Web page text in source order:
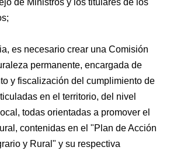
de Ministros y los titulares de los
es necesario crear una Comisión
permanente, encargada de
y fiscalización del cumplimiento de
en el territorio, del nivel
todas orientadas a promover el
contenidas en el "Plan de Acción
y Rural" y su respectiva